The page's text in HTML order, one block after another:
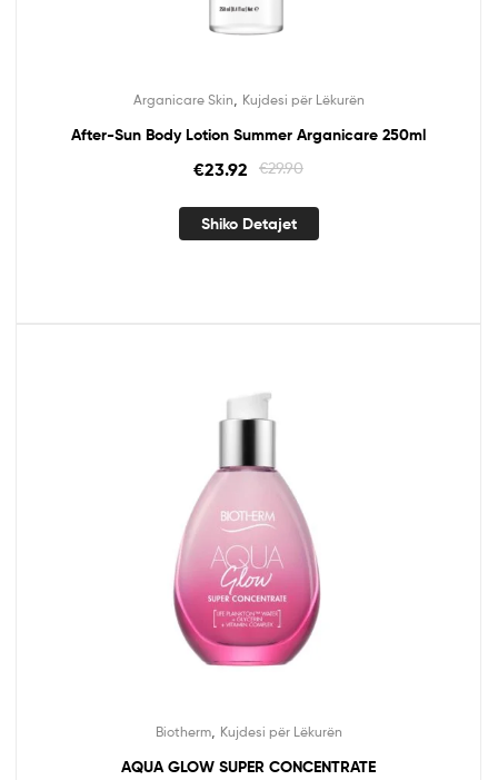
Arganicare Skin Kujdesi për Lëkurën
After-Sun Body Lotion Summer Arganicare 250ml
€29.90
€23.92
Shiko Detajet
Biotherm, Kujdesi për Lëkurën
AQUA GLOW SUPER CONCENTRATE